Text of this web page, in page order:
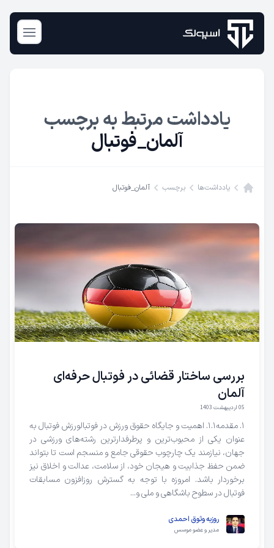
menu
یادداشت مرتبط به برچسب
آلمان_فوتبال
یادداشت‌ها برچسب آلمان_فوتبال
بررسی ساختار قضائی در فوتبال حرفه‌ای
آلمان
05 اردیبهشت 1403
۱. مقدمه۱.۱. اهمیت و جایگاه حقوق ورزش در فوتبالورزش فوتبال به
عنوان یکی از محبوب‌ترین و پرطرفدارترین رشته‌های ورزشی در
جهان، نیازمند یک چارچوب حقوقی جامع و منسجم است تا بتواند
ضمن حفظ جذابیت و هیجان خود، از سلامت، عدالت و اخلاق نیز
برخوردار باشد. امروزه با توجه به گسترش روزافزون مسابقات
فوتبال در سطوح باشگاهی و ملی و...
روزبه وثوق‌ احمدی
روزبه وثوق‌ احمدی
مدیر و عضو موسس